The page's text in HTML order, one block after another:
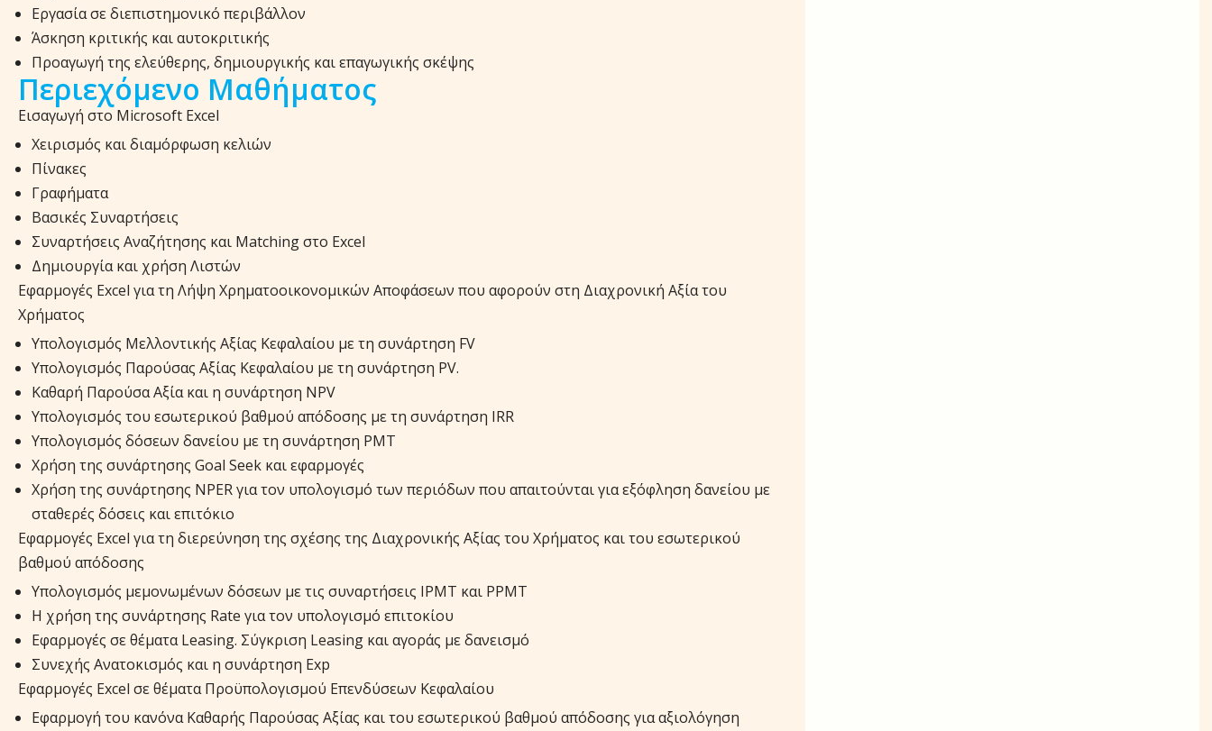
Εργασία σε διεπιστημονικό περιβάλλον
Άσκηση κριτικής και αυτοκριτικής
Προαγωγή της ελεύθερης, δημιουργικής και επαγωγικής σκέψης
Περιεχόμενο Μαθήματος
Εισαγωγή στο Microsoft Excel
Χειρισμός και διαμόρφωση κελιών
Πίνακες
Γραφήματα
Βασικές Συναρτήσεις
Συναρτήσεις Αναζήτησης και Matching στο Excel
Δημιουργία και χρήση Λιστών
Εφαρμογές Excel για τη Λήψη Χρηματοοικονομικών Αποφάσεων που αφορούν στη Διαχρονική Αξία του
Χρήματος
Υπολογισμός Μελλοντικής Αξίας Κεφαλαίου με τη συνάρτηση FV
Υπολογισμός Παρούσας Αξίας Κεφαλαίου με τη συνάρτηση PV.
Καθαρή Παρούσα Αξία και η συνάρτηση NPV
Υπολογισμός του εσωτερικού βαθμού απόδοσης με τη συνάρτηση IRR
Υπολογισμός δόσεων δανείου με τη συνάρτηση PMT
Χρήση της συνάρτησης Goal Seek και εφαρμογές
Χρήση της συνάρτησης NPER για τον υπολογισμό των περιόδων που απαιτούνται για εξόφληση δανείου με
σταθερές δόσεις και επιτόκιο
Εφαρμογές Excel για τη διερεύνηση της σχέσης της Διαχρονικής Αξίας του Χρήματος και του εσωτερικού
βαθμού απόδοσης
Υπολογισμός μεμονωμένων δόσεων με τις συναρτήσεις IPMT και PPMT
Η χρήση της συνάρτησης Rate για τον υπολογισμό επιτοκίου
Εφαρμογές σε θέματα Leasing. Σύγκριση Leasing και αγοράς με δανεισμό
Συνεχής Ανατοκισμός και η συνάρτηση Εxp
Εφαρμογές Excel σε θέματα Προϋπολογισμού Επενδύσεων Κεφαλαίου
Εφαρμογή του κανόνα Καθαρής Παρούσας Αξίας και του εσωτερικού βαθμού απόδοσης για αξιολόγηση